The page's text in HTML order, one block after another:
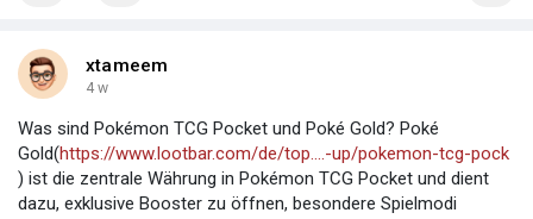
xtameem
4 w
Was sind Pokémon TCG Pocket und Poké Gold? Poké
Gold(https://www.lootbar.com/de/top....-up/pokemon-tcg-pock
) ist die zentrale Währung in Pokémon TCG Pocket und dient
dazu, exklusive Booster zu öffnen, besondere Spielmodi